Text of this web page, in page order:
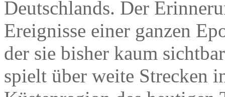
Deutschlands. Der
Ereignisse einer ganzen
der sie bisher kaum
spielt über weite Strecken